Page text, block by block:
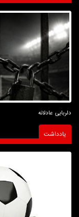
دلربایی عادلانه
یادداشت